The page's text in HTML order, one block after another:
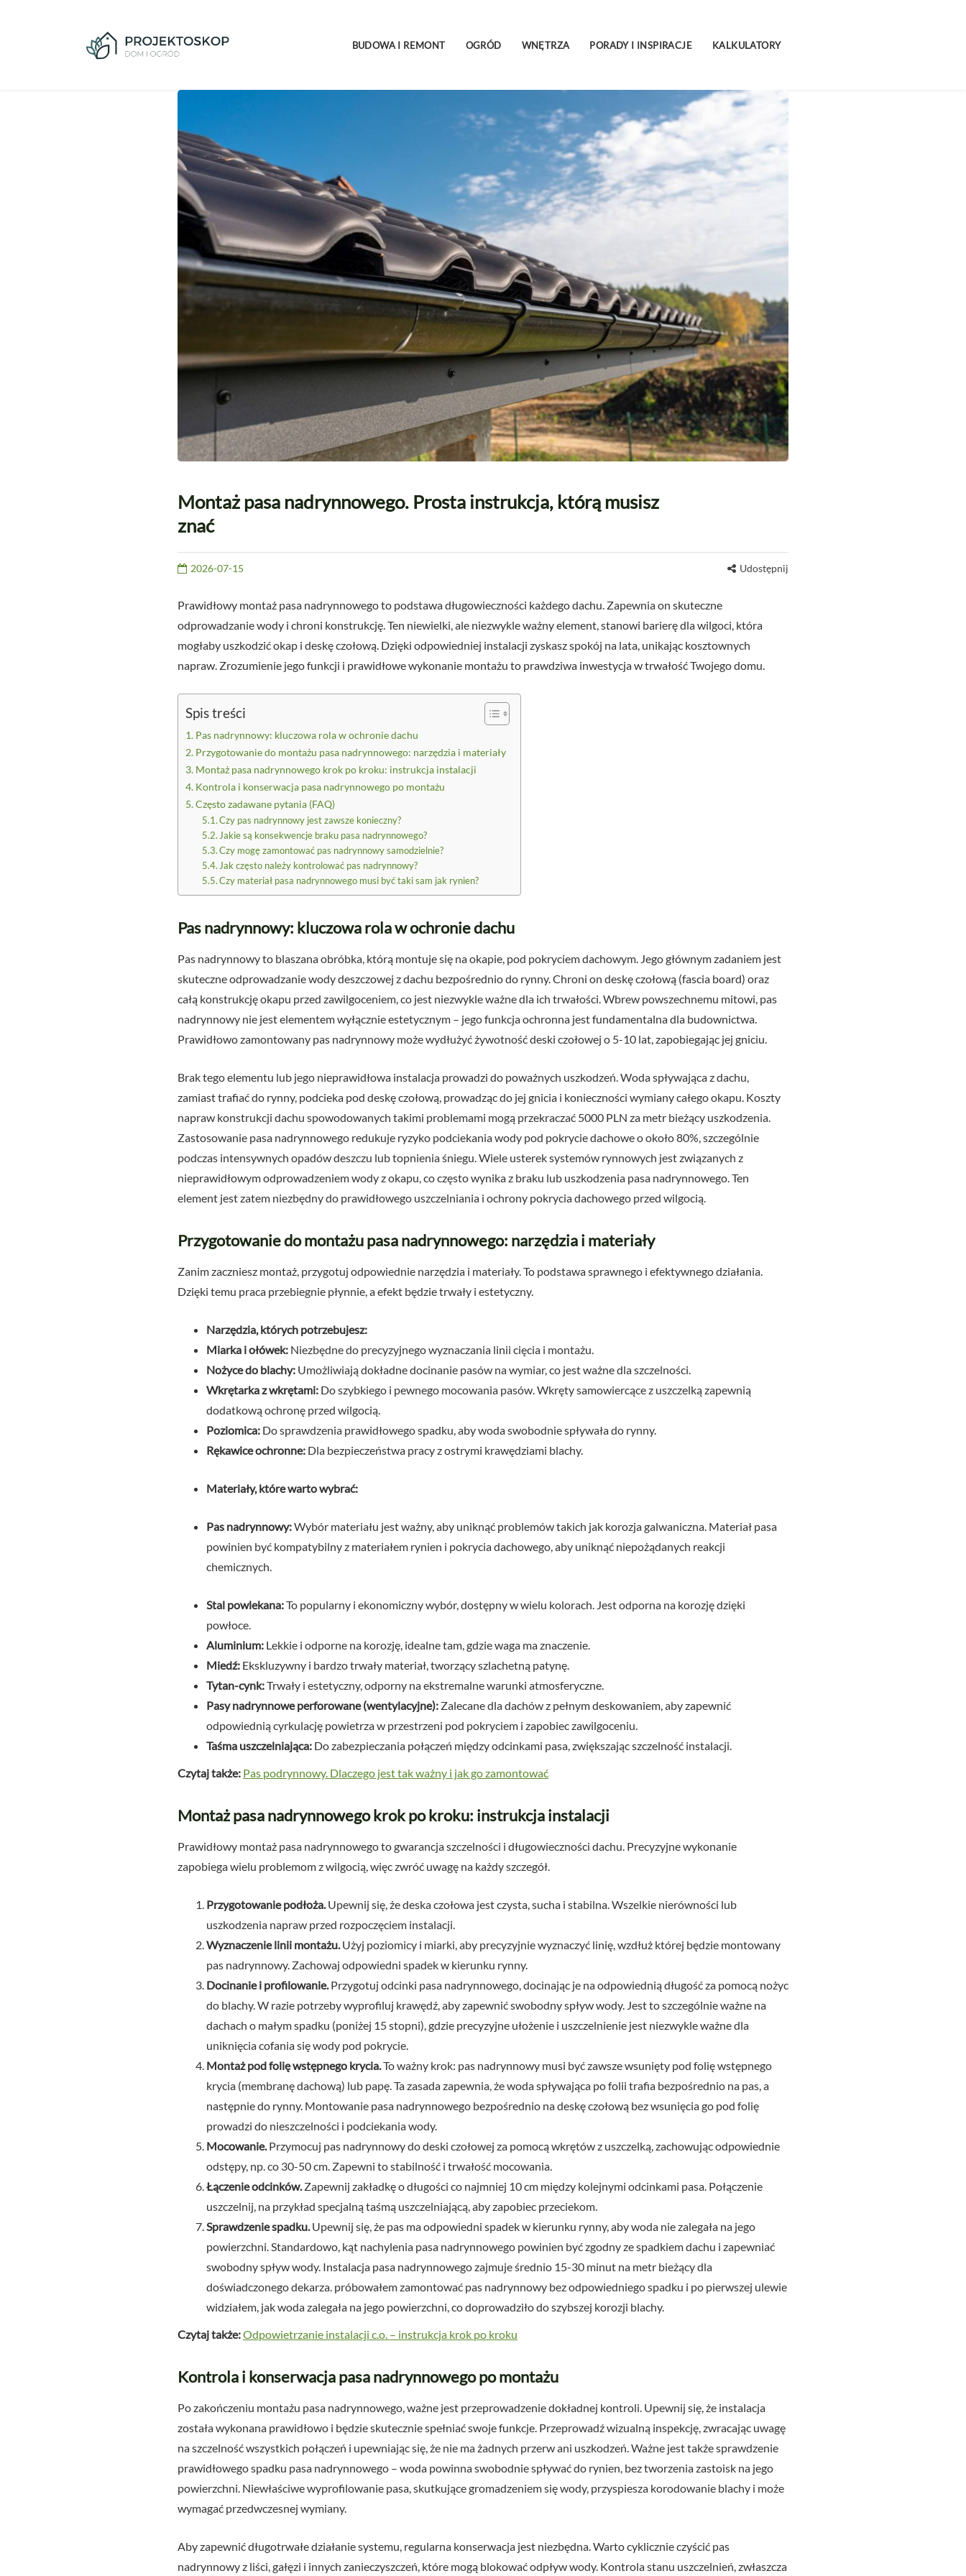
BUDOWA I REMONT OGRÓD WNĘTRZA PORADY I INSPIRACJE KALKULATORY
Montaż pasa nadrynnowego. Prosta instrukcja, którą musisz
znać
2026-07-15 Udostępnij
Prawidłowy montaż pasa nadrynnowego to podstawa długowieczności każdego dachu. Zapewnia on skuteczne
odprowadzanie wody i chroni konstrukcję. Ten niewielki, ale niezwykle ważny element, stanowi barierę dla wilgoci, która
mogłaby uszkodzić okap i deskę czołową. Dzięki odpowiedniej instalacji zyskasz spokój na lata, unikając kosztownych
napraw. Zrozumienie jego funkcji i prawidłowe wykonanie montażu to prawdziwa inwestycja w trwałość Twojego domu.
Spis treści
Pas nadrynnowy: kluczowa rola w ochronie dachu
Przygotowanie do montażu pasa nadrynnowego: narzędzia i materiały
Montaż pasa nadrynnowego krok po kroku: instrukcja instalacji
Kontrola i konserwacja pasa nadrynnowego po montażu
Często zadawane pytania (FAQ)
Czy pas nadrynnowy jest zawsze konieczny?
Jakie są konsekwencje braku pasa nadrynnowego?
Czy mogę zamontować pas nadrynnowy samodzielnie?
Jak często należy kontrolować pas nadrynnowy?
Czy materiał pasa nadrynnowego musi być taki sam jak rynien?
Pas nadrynnowy: kluczowa rola w ochronie dachu
Pas nadrynnowy to blaszana obróbka, którą montuje się na okapie, pod pokryciem dachowym. Jego głównym zadaniem jest
skuteczne odprowadzanie wody deszczowej z dachu bezpośrednio do rynny. Chroni on deskę czołową (fascia board) oraz
całą konstrukcję okapu przed zawilgoceniem, co jest niezwykle ważne dla ich trwałości. Wbrew powszechnemu mitowi, pas
nadrynnowy nie jest elementem wyłącznie estetycznym – jego funkcja ochronna jest fundamentalna dla budownictwa.
Prawidłowo zamontowany pas nadrynnowy może wydłużyć żywotność deski czołowej o 5-10 lat, zapobiegając jej gniciu.
Brak tego elementu lub jego nieprawidłowa instalacja prowadzi do poważnych uszkodzeń. Woda spływająca z dachu,
zamiast trafiać do rynny, podcieka pod deskę czołową, prowadząc do jej gnicia i konieczności wymiany całego okapu. Koszty
napraw konstrukcji dachu spowodowanych takimi problemami mogą przekraczać 5000 PLN za metr bieżący uszkodzenia.
Zastosowanie pasa nadrynnowego redukuje ryzyko podciekania wody pod pokrycie dachowe o około 80%, szczególnie
podczas intensywnych opadów deszczu lub topnienia śniegu. Wiele usterek systemów rynnowych jest związanych z
nieprawidłowym odprowadzeniem wody z okapu, co często wynika z braku lub uszkodzenia pasa nadrynnowego. Ten
element jest zatem niezbędny do prawidłowego uszczelniania i ochrony pokrycia dachowego przed wilgocią.
Przygotowanie do montażu pasa nadrynnowego: narzędzia i materiały
Zanim zaczniesz montaż, przygotuj odpowiednie narzędzia i materiały. To podstawa sprawnego i efektywnego działania.
Dzięki temu praca przebiegnie płynnie, a efekt będzie trwały i estetyczny.
Narzędzia, których potrzebujesz:
Miarka i ołówek: Niezbędne do precyzyjnego wyznaczania linii cięcia i montażu.
Nożyce do blachy: Umożliwiają dokładne docinanie pasów na wymiar, co jest ważne dla szczelności.
Wkrętarka z wkrętami: Do szybkiego i pewnego mocowania pasów. Wkręty samowiercące z uszczelką zapewnią
dodatkową ochronę przed wilgocią.
Poziomica: Do sprawdzenia prawidłowego spadku, aby woda swobodnie spływała do rynny.
Rękawice ochronne: Dla bezpieczeństwa pracy z ostrymi krawędziami blachy.
Materiały, które warto wybrać:
Pas nadrynnowy:Wybór materiału jest ważny, aby uniknąć problemów takich jak korozja galwaniczna. Materiał pasa
powinien być kompatybilny z materiałem rynien i pokrycia dachowego, aby uniknąć niepożądanych reakcji
chemicznych.
Stal powlekana:To popularny i ekonomiczny wybór, dostępny w wielu kolorach. Jest odporna na korozję dzięki
powłoce.
Aluminium: Lekkie i odporne na korozję, idealne tam, gdzie waga ma znaczenie.
Miedź: Ekskluzywny i bardzo trwały materiał, tworzący szlachetną patynę.
Tytan-cynk:Trwały i estetyczny, odporny na ekstremalne warunki atmosferyczne.
Pasy nadrynnowe perforowane (wentylacyjne): Zalecane dla dachów z pełnym deskowaniem, aby zapewnić
odpowiednią cyrkulację powietrza w przestrzeni pod pokryciem i zapobiec zawilgoceniu.
Taśma uszczelniająca: Do zabezpieczania połączeń między odcinkami pasa, zwiększając szczelność instalacji.
Czytaj także: Pas podrynnowy. Dlaczego jest tak ważny i jak go zamontować
Montaż pasa nadrynnowego krok po kroku: instrukcja instalacji
Prawidłowy montaż pasa nadrynnowego to gwarancja szczelności i długowieczności dachu. Precyzyjne wykonanie
zapobiega wielu problemom z wilgocią, więc zwróć uwagę na każdy szczegół.
Przygotowanie podłoża.Upewnij się, że deska czołowa jest czysta, sucha i stabilna. Wszelkie nierówności lub
uszkodzenia napraw przed rozpoczęciem instalacji.
Wyznaczenie linii montażu.Użyj poziomicy i miarki, aby precyzyjnie wyznaczyć linię, wzdłuż której będzie montowany
pas nadrynnowy. Zachowaj odpowiedni spadek w kierunku rynny.
Docinanie i profilowanie.Przygotuj odcinki pasa nadrynnowego, docinając je na odpowiednią długość za pomocą nożyc
do blachy. W razie potrzeby wyprofiluj krawędź, aby zapewnić swobodny spływ wody. Jest to szczególnie ważne na
dachach o małym spadku (poniżej 15 stopni), gdzie precyzyjne ułożenie i uszczelnienie jest niezwykle ważne dla
uniknięcia cofania się wody pod pokrycie.
Montaż pod folię wstępnego krycia.To ważny krok: pas nadrynnowy musi być zawsze wsunięty pod folię wstępnego
krycia (membranę dachową) lub papę. Ta zasada zapewnia, że woda spływająca po folii trafia bezpośrednio na pas, a
następnie do rynny. Montowanie pasa nadrynnowego bezpośrednio na deskę czołową bez wsunięcia go pod folię
prowadzi do nieszczelności i podciekania wody.
Mocowanie.Przymocuj pas nadrynnowy do deski czołowej za pomocą wkrętów z uszczelką, zachowując odpowiednie
odstępy, np. co 30-50 cm. Zapewni to stabilność i trwałość mocowania.
Łączenie odcinków.Zapewnij zakładkę o długości co najmniej 10 cm między kolejnymi odcinkami pasa. Połączenie
uszczelnij, na przykład specjalną taśmą uszczelniającą, aby zapobiec przeciekom.
Sprawdzenie spadku.Upewnij się, że pas ma odpowiedni spadek w kierunku rynny, aby woda nie zalegała na jego
powierzchni. Standardowo, kąt nachylenia pasa nadrynnowego powinien być zgodny ze spadkiem dachu i zapewniać
swobodny spływ wody. Instalacja pasa nadrynnowego zajmuje średnio 15-30 minut na metr bieżący dla
doświadczonego dekarza. próbowałem zamontować pas nadrynnowy bez odpowiedniego spadku i po pierwszej ulewie
widziałem, jak woda zalegała na jego powierzchni, co doprowadziło do szybszej korozji blachy.
Czytaj także:Odpowietrzanie instalacji c.o. – instrukcja krok po kroku
Kontrola i konserwacja pasa nadrynnowego po montażu
Po zakończeniu montażu pasa nadrynnowego, ważne jest przeprowadzenie dokładnej kontroli. Upewnij się, że instalacja
została wykonana prawidłowo i będzie skutecznie spełniać swoje funkcje. Przeprowadź wizualną inspekcję, zwracając uwagę
na szczelność wszystkich połączeń i upewniając się, że nie ma żadnych przerw ani uszkodzeń. Ważne jest także sprawdzenie
prawidłowego spadku pasa nadrynnowego – woda powinna swobodnie spływać do rynien, bez tworzenia zastoisk na jego
powierzchni. Niewłaściwe wyprofilowanie pasa, skutkujące gromadzeniem się wody, przyspiesza korodowanie blachy i może
wymagać przedwczesnej wymiany.
Aby zapewnić długotrwałe działanie systemu, regularna konserwacja jest niezbędna. Warto cyklicznie czyścić pas
nadrynnowy z liści, gałęzi i innych zanieczyszczeń, które mogą blokować odpływ wody. Kontrola stanu uszczelnień, zwłaszcza